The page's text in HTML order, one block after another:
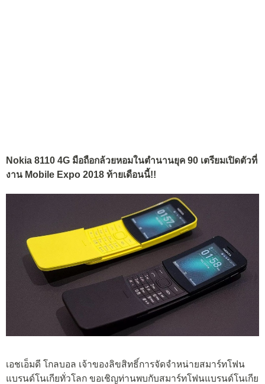
Nokia 8110 4G มือถือกล้วยหอมในตำนานยุค 90 เตรียมเปิดตัวที่
งาน Mobile Expo 2018 ท้ายเดือนนี้!!
เอชเอ็มดี โกลบอล เจ้าของลิขสิทธิ์การจัดจำหน่ายสมาร์ทโฟน
แบรนด์โนเกียทั่วโลก ขอเชิญท่านพบกับสมาร์ทโฟนแบรนด์โนเกีย